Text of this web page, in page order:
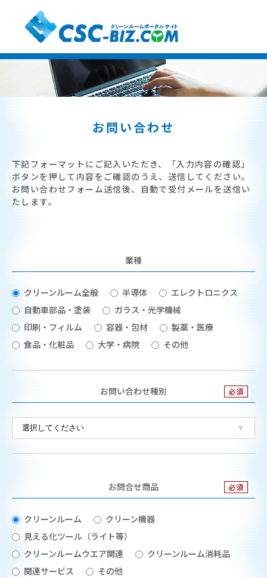
お問い合わせ
下記フォーマットにご記入いただき、「入力内容の確認」
ボタンを押して内容をご確認のうえ、送信してください。
お問い合わせフォーム送信後、自動で受付メールを送信い
たします。
業種
クリーンルーム全般 半導体
エレクトロニクス
自動車部品・塗装
ガラス・光学機械
印刷・フィルム
容器・包材
製薬・医療
食品・化粧品
大学・病院 その他
お問い合わせ種別
お問合せ商品
クリーンルーム
クリーン機器
見える化ツール（ライト等）
クリーンルームウエア関連
クリーンルーム消耗品
関連サービス
その他